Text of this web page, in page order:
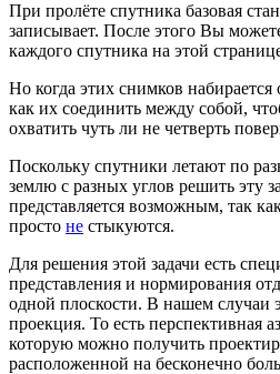
При пролёте спутника базовая
записывает. После этого Вы
каждого спутника на этой
Но когда этих снимков набирается
как их соединить между собой,
охватить чуть ли не четверть
Поскольку спутники летают по
землю с разных углов решить эту
представляется возможным, так
просто не стыкуются.
Для решения этой задачи есть
представления и нормирования
одной плоскости. В нашем случаи
проекция. То есть перспективная
которую можно получить
расположенной на бесконечно